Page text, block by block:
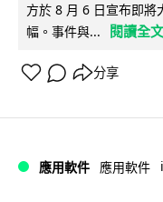
方於 8 月 6 日宣布即將
幅。事件與...
閱讀全文
分享
應用軟件 應用軟件